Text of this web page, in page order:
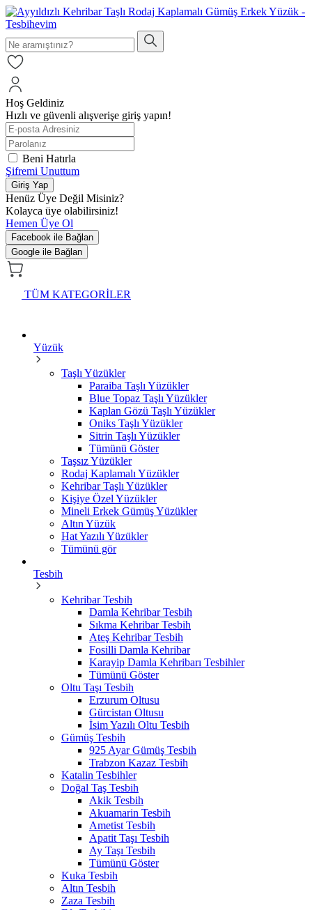
Hoş Geldiniz
Hızlı ve güvenli alışverişe giriş yapın!
Beni Hatırla
Şifremi Unuttum
Giriş Yap
Henüz Üye Değil Misiniz?
Kolayca üye olabilirsiniz!
Hemen Üye Ol
Facebook ile Bağlan
Google ile Bağlan
TÜM KATEGORİLER
Yüzük
Taşlı Yüzükler
Paraiba Taşlı Yüzükler
Blue Topaz Taşlı Yüzükler
Kaplan Gözü Taşlı Yüzükler
Oniks Taşlı Yüzükler
Sitrin Taşlı Yüzükler
Tümünü Göster
Taşsız Yüzükler
Rodaj Kaplamalı Yüzükler
Kehribar Taşlı Yüzükler
Kişiye Özel Yüzükler
Mineli Erkek Gümüş Yüzükler
Altın Yüzük
Hat Yazılı Yüzükler
Tümünü gör
Tesbih
Kehribar Tesbih
Damla Kehribar Tesbih
Sıkma Kehribar Tesbih
Ateş Kehribar Tesbih
Fosilli Damla Kehribar
Karayip Damla Kehribarı Tesbihler
Tümünü Göster
Oltu Taşı Tesbih
Erzurum Oltusu
Gürcistan Oltusu
İsim Yazılı Oltu Tesbih
Gümüş Tesbih
925 Ayar Gümüş Tesbih
Trabzon Kazaz Tesbih
Katalin Tesbihler
Doğal Taş Tesbih
Akik Tesbih
Akuamarin Tesbih
Ametist Tesbih
Apatit Taşı Tesbih
Ay Taşı Tesbih
Tümünü Göster
Kuka Tesbih
Altın Tesbih
Zaza Tesbih